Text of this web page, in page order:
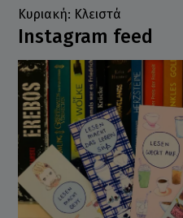
Κυριακή: Κλειστά
Instagram feed